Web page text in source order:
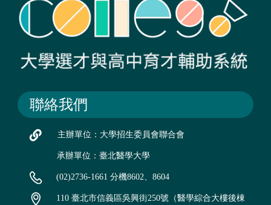
聯絡我們
主辦單位：大學招生委員會聯合會
承辦單位：臺北醫學大學
(02)2736-1661 分機8602、8604
110 臺北市信義區吳興街250號（醫學綜合大樓後棟